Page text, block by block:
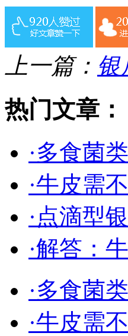
上一篇： 银
热门文章：
·多食菌
·牛皮需
·点滴型
·解答：
·多食菌
·牛皮需